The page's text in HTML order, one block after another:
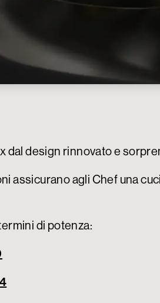
dal design rinnovato e
assicurano agli Chef una
di potenza: